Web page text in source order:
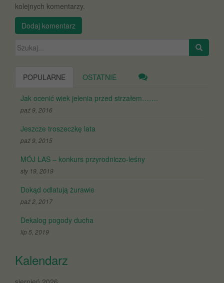
kolejnych komentarzy.
Szukaj:
POPULARNE OSTATNIE
Jak ocenić wiek jelenia przed strzałem…….
paź 9, 2016
Jeszcze troszeczkę lata
paź 9, 2015
MÓJ LAS – konkurs przyrodniczo-leśny
sty 19, 2019
Dokąd odlatują żurawie
paź 2, 2017
Dekalog pogody ducha
lip 5, 2019
Kalendarz